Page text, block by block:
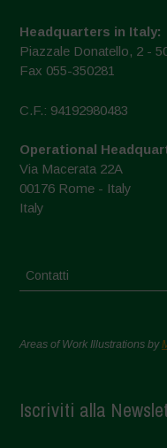
Headquarters in Italy:
Piazzale Donatello, 2 -
Fax 055-350281
C.F.: 94192980483
Operational
Via Macerata 22A
00176 Rome - Italy
Italy
Contatti
Areas of Work Illustrations by
Iscriviti alla